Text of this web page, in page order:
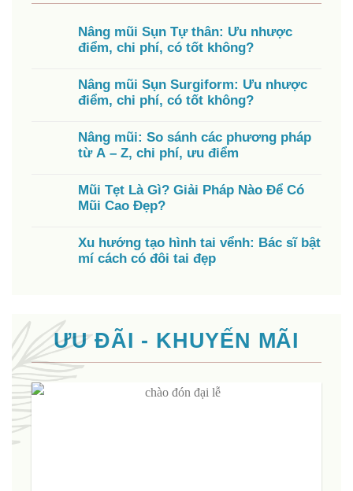
Nâng mũi Sụn Tự thân: Ưu nhược
điểm, chi phí, có tốt không?
Nâng mũi Sụn Surgiform: Ưu nhược
điểm, chi phí, có tốt không?
Nâng mũi: So sánh các phương pháp
từ A – Z, chi phí, ưu điểm
Mũi Tẹt Là Gì? Giải Pháp Nào Để Có
Mũi Cao Đẹp?
Xu hướng tạo hình tai vểnh: Bác sĩ bật
mí cách có đôi tai đẹp
ƯU ĐÃI - KHUYẾN MÃI